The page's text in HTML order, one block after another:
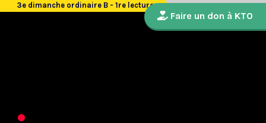
3e dimanche ordinaire B - 1re lecture
Faire un don à KTO